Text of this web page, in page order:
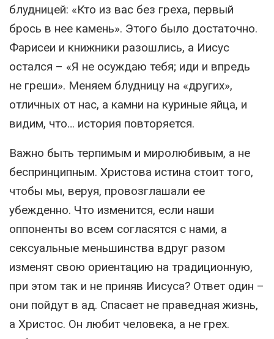
блудницей: «Кто из вас без греха, первый
брось в нее камень». Этого было достаточно.
Фарисеи и книжники разошлись, а Иисус
остался – «Я не осуждаю тебя; иди и впредь
не греши». Меняем блудницу на «других»,
отличных от нас, а камни на куриные яйца, и
видим, что… история повторяется.
Важно быть терпимым и миролюбивым, а не
беспринципным. Христова истина стоит того,
чтобы мы, веруя, провозглашали ее
убежденно. Что изменится, если наши
оппоненты во всем согласятся с нами, а
сексуальные меньшинства вдруг разом
изменят свою ориентацию на традиционную,
при этом так и не приняв Иисуса? Ответ один –
они пойдут в ад. Спасает не праведная жизнь,
а Христос. Он любит человека, а не грех.